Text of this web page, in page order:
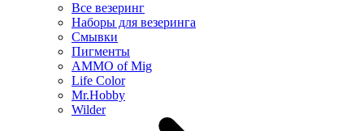
Все везеринг
Наборы для везеринга
Смывки
Пигменты
AMMO of Mig
Life Color
Mr.Hobby
Wilder